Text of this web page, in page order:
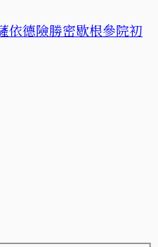
依德險勝密歇根參院初